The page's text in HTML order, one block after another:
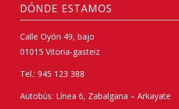
DÓNDE ESTAMOS
Calle Oyón 49, bajo
01015 Vitoria-gasteiz
Tel.: 945 123 388
Autobús: Línea 6, Zabalgana – Arkayate